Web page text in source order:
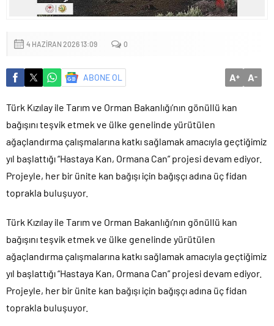
4 HAZIRAN 2026 13:09 0
ABONE OL A+ A-
Türk Kızılay ile Tarım ve Orman Bakanlığı’nın gönüllü kan
bağışını teşvik etmek ve ülke genelinde yürütülen
ağaçlandırma çalışmalarına katkı sağlamak amacıyla geçtiğimiz
yıl başlattığı “Hastaya Kan, Ormana Can” projesi devam ediyor.
Projeyle, her bir ünite kan bağışı için bağışçı adına üç fidan
toprakla buluşuyor.
Türk Kızılay ile Tarım ve Orman Bakanlığı’nın gönüllü kan
bağışını teşvik etmek ve ülke genelinde yürütülen
ağaçlandırma çalışmalarına katkı sağlamak amacıyla geçtiğimiz
yıl başlattığı “Hastaya Kan, Ormana Can” projesi devam ediyor.
Projeyle, her bir ünite kan bağışı için bağışçı adına üç fidan
toprakla buluşuyor.